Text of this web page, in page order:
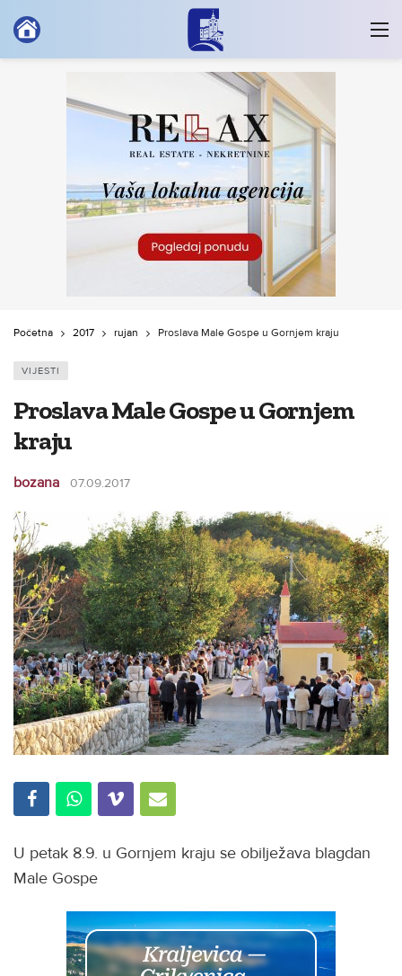
Početna 2017 rujan Proslava Male Gospe u Gornjem kraju
VIJESTI
Proslava Male Gospe u Gornjem
kraju
bozana 07.09.2017
U petak 8.9. u Gornjem kraju se obilježava blagdan
Male Gospe